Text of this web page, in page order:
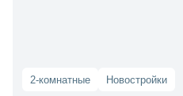
2-комнатные Новостройки